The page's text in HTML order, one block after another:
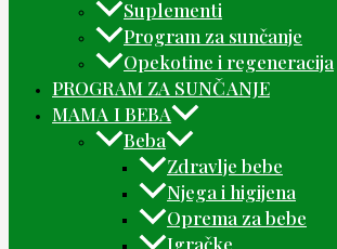
Suplementi
Program za sunčanje
Opekotine i regeneracija
PROGRAM ZA SUNČANJE
MAMA I BEBA
Beba
Zdravlje bebe
Njega i higijena
Oprema za bebe
Igračke